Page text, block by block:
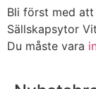
Bli först med att
Sällskapsytor
Du måste vara